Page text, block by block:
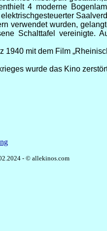
4 moderne
verwendet wurden,
Schalttafel
1940 mit dem Film
wurde das Kino
- © allekinos.com